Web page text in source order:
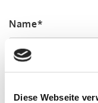
Diese Webseite
Name*